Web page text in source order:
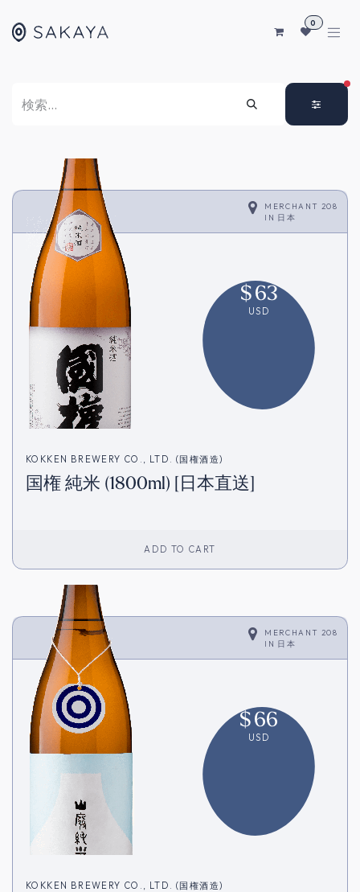
0
MERCHANT 208
IN 日本
$63
USD
KOKKEN BREWERY CO., LTD. (国権酒造)
国権 純米 (1800ml) [日本直送]
ADD TO CART
MERCHANT 208
IN 日本
$66
USD
KOKKEN BREWERY CO., LTD. (国権酒造)